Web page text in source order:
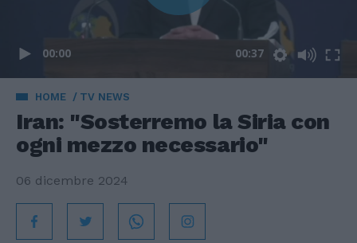
00:00 00:37
HOME TV NEWS
Iran: "Sosterremo la Siria con
ogni mezzo necessario"
06 dicembre 2024